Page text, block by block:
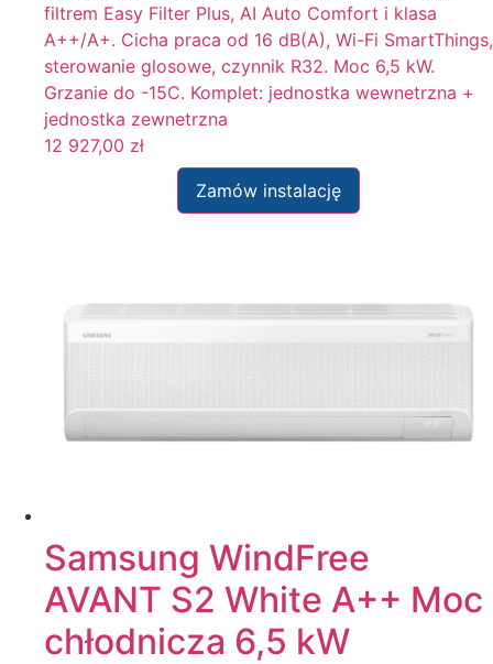
filtrem Easy Filter Plus, AI Auto Comfort i klasa
A++/A+. Cicha praca od 16 dB(A), Wi-Fi SmartThings,
sterowanie glosowe, czynnik R32. Moc 6,5 kW.
Grzanie do -15C. Komplet: jednostka wewnetrzna +
jednostka zewnetrzna
12 927,00 zł
Zamów instalację
Samsung WindFree
AVANT S2 White A++ Moc
chłodnicza 6,5 kW